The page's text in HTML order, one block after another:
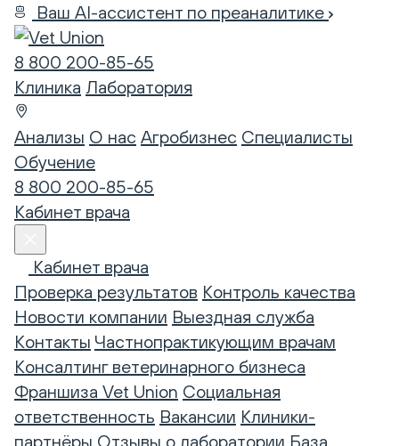
Ваш AI-ассистент по преаналитике
8 800 200-85-65
Клиника Лаборатория
Анализы О нас Агробизнес Специалисты
Обучение
8 800 200-85-65
Кабинет врача
Кабинет врача
Проверка результатов Контроль качества
Новости компании Выездная служба
Контакты Частнопрактикующим врачам
Консалтинг ветеринарного бизнеса
Франшиза Vet Union Социальная
ответственность Вакансии Клиники-
партнёры Отзывы о лаборатории База